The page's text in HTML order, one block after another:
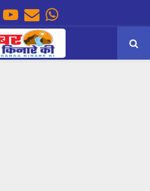
Youtube
EmailWhatsapp